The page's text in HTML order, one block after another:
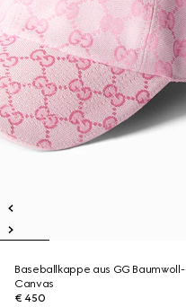
Baseballkappe aus GG Baumwoll-
Canvas
€ 450